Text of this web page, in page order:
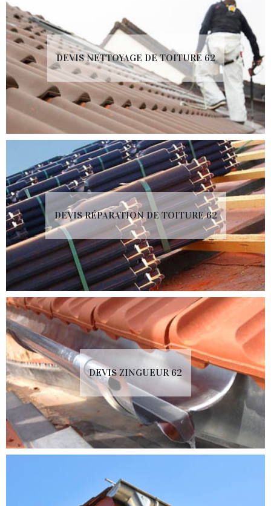
DEVIS NETTOYAGE DE TOITURE 62
DEVIS RÉPARATION DE TOITURE 62
DEVIS ZINGUEUR 62